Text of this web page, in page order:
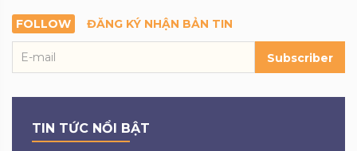
FOLLOW ĐĂNG KÝ NHẬN BẢN TIN
Subscriber
TIN TỨC NỔI BẬT